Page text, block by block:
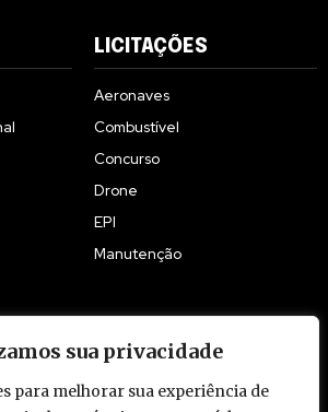
sua privacidade
para melhorar sua experiência de
LICITAÇÕES
Aeronaves
Combustível
Concurso
Drone
EPI
Manutenção